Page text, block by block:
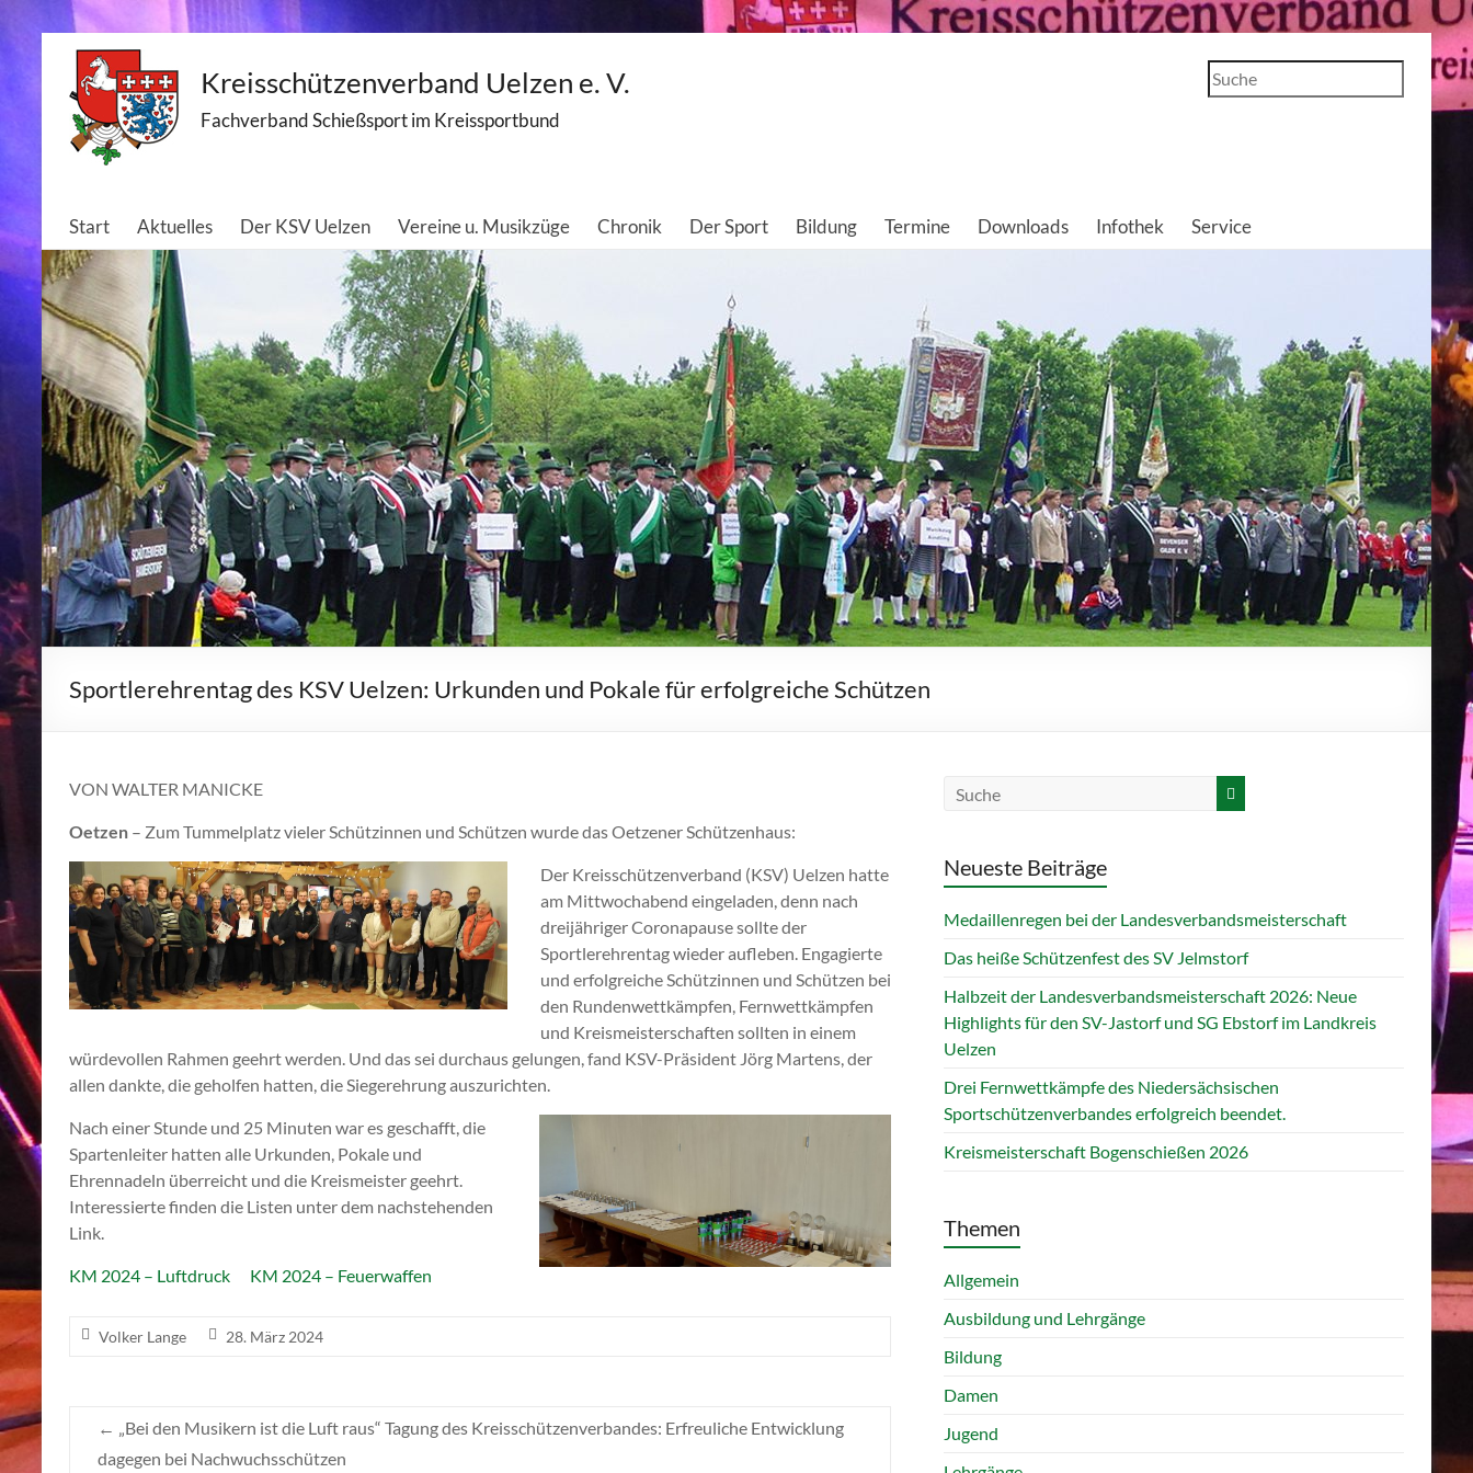
content
Kreisschützenverband Uelzen e. V.
Fachverband Schießsport im Kreissportbund
Suchen
Start Aktuelles Der KSV Uelzen Vereine u. Musikzüge Chronik Der Sport Bildung Termine Downloads Infothek Service
Sportlerehrentag des KSV Uelzen: Urkunden und Pokale für erfolgreiche Schützen
VON WALTER MANICKE
Oetzen – Zum Tummelplatz vieler Schützinnen und Schützen wurde das Oetzener Schützenhaus:
Der Kreisschützenverband (KSV) Uelzen hatte
am Mittwochabend eingeladen, denn nach
dreijähriger Coronapause sollte der
Sportlerehrentag wieder aufleben. Engagierte
und erfolgreiche Schützinnen und Schützen bei
den Rundenwettkämpfen, Fernwettkämpfen
und Kreismeisterschaften sollten in einem
würdevollen Rahmen geehrt werden. Und das sei durchaus gelungen, fand KSV-Präsident Jörg Martens, der
allen dankte, die geholfen hatten, die Siegerehrung auszurichten.
Nach einer Stunde und 25 Minuten war es geschafft, die
Spartenleiter hatten alle Urkunden, Pokale und
Ehrennadeln überreicht und die Kreismeister geehrt.
Interessierte finden die Listen unter dem nachstehenden
Link.
KM 2024 – Luftdruck KM 2024 – Feuerwaffen
Volker Lange 28. März 2024
← „Bei den Musikern ist die Luft raus“ Tagung des Kreisschützenverbandes: Erfreuliche Entwicklung
dagegen bei Nachwuchsschützen
Neueste Beiträge
Medaillenregen bei der Landesverbandsmeisterschaft
Das heiße Schützenfest des SV Jelmstorf
Halbzeit der Landesverbandsmeisterschaft 2026: Neue
Highlights für den SV-Jastorf und SG Ebstorf im Landkreis
Uelzen
Drei Fernwettkämpfe des Niedersächsischen
Sportschützenverbandes erfolgreich beendet.
Kreismeisterschaft Bogenschießen 2026
Themen
Allgemein
Ausbildung und Lehrgänge
Bildung
Damen
Jugend